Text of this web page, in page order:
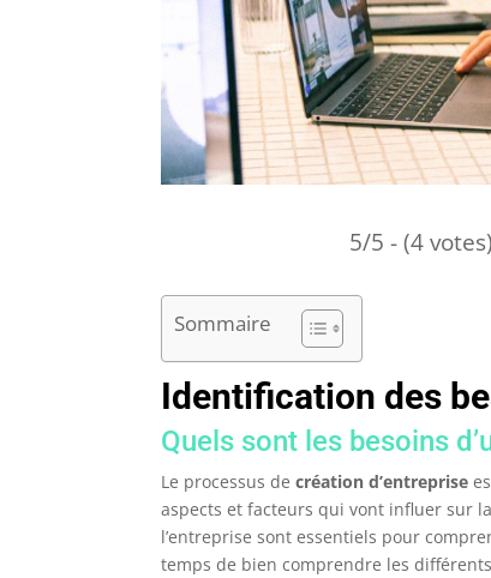
5/5 - (4 votes)
Sommaire
Identification des
Quels sont les besoins
Le processus decréation d’entreprise
aspects et facteurs qui vont influer sur
l’entreprise sont essentiels pour
temps de bien comprendre les